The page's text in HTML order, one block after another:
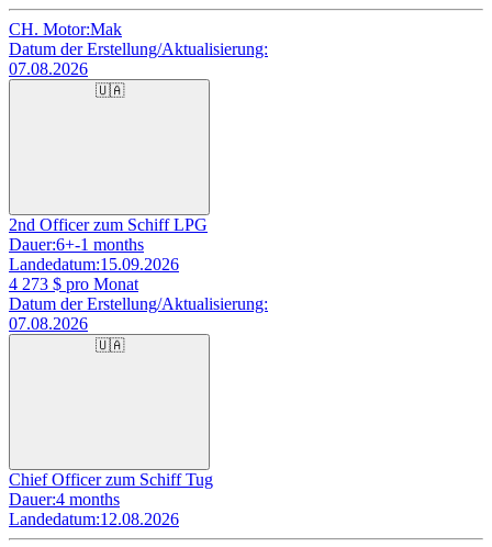
CH. Motor:Mak
Datum der Erstellung/Aktualisierung:
07.08.2026
🇺🇦
2nd Officer zum Schiff LPG
Dauer:6+-1 months
Landedatum:15.09.2026
4 273 $ pro Monat
Datum der Erstellung/Aktualisierung:
07.08.2026
🇺🇦
Chief Officer zum Schiff Tug
Dauer:4 months
Landedatum:12.08.2026